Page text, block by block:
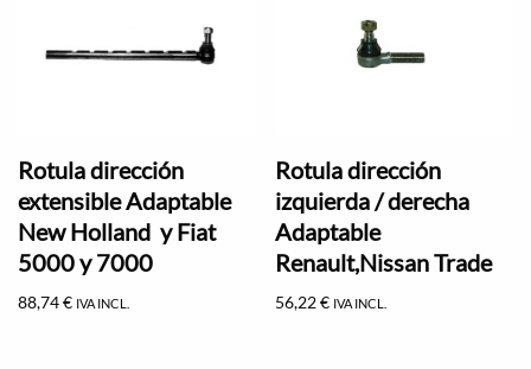
Rotula dirección
extensible Adaptable
New Holland y Fiat
5000 y 7000
88,74€ IVA INCL.
Rotula dirección
izquierda / derecha
Adaptable
Renault,Nissan Trade
56,22€ IVA INCL.